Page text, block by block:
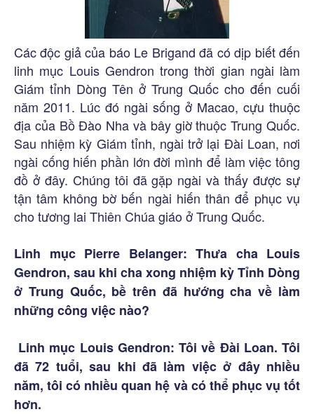
Các độc giả của báo Le Brigand đã có dịp biết đến
linh mục Louis Gendron trong thời gian ngài làm
Giám tỉnh Dòng Tên ở Trung Quốc cho đến cuối
năm 2011. Lúc đó ngài sống ở Macao, cựu thuộc
địa của Bồ Đào Nha và bây giờ thuộc Trung Quốc.
Sau nhiệm kỳ Giám tỉnh, ngài trở lại Đài Loan, nơi
ngài cống hiến phần lớn đời mình để làm việc tông
đồ ở đây. Chúng tôi đã gặp ngài và thấy được sự
tận tâm không bờ bến ngài hiến thân để phục vụ
cho tương lai Thiên Chúa giáo ở Trung Quốc.
Linh mục Pierre Belanger: Thưa cha Louis
Gendron, sau khi cha xong nhiệm kỳ Tỉnh Dòng
ở Trung Quốc, bề trên đã hướng cha về làm
những công việc nào?
Linh mục Louis Gendron: Tôi về Đài Loan. Tôi
đã 72 tuổi, sau khi đã làm việc ở đây nhiều
năm, tôi có nhiều quan hệ và có thể phục vụ tốt
hơn.